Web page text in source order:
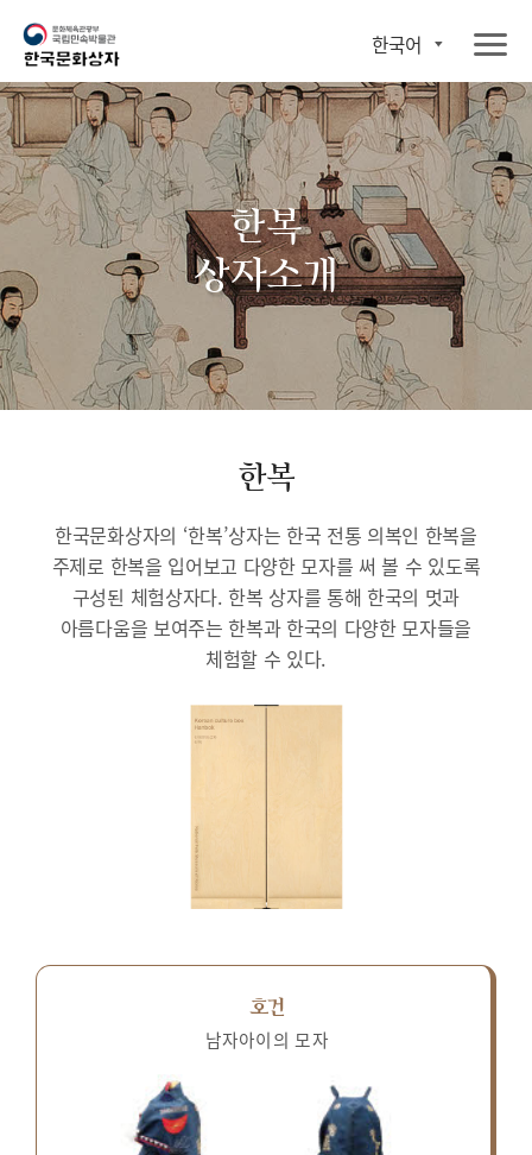
한국어
한복
상자소개
한복
한국문화상자의 ‘한복’상자는 한국 전통 의복인 한복을
주제로 한복을 입어보고 다양한 모자를 써 볼 수 있도록
구성된 체험상자다. 한복 상자를 통해 한국의 멋과
아름다움을 보여주는 한복과 한국의 다양한 모자들을
체험할 수 있다.
호건
남자아이의 모자